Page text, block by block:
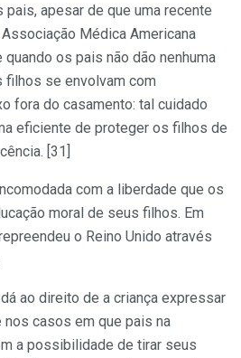
apesar de que uma recente
Médica Americana
os pais não dão nenhuma
filhos se envolvam com
fora do casamento: tal cuidado
eficiente de proteger os filhos de
[31]
com a liberdade que os
moral de seus filhos. Em
o Reino Unido através
ao direito de a criança expressar
casos em que pais na
a possibilidade de tirar seus